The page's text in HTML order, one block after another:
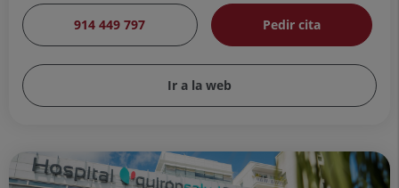
914 449 797 Pedir cita
Ir a la web